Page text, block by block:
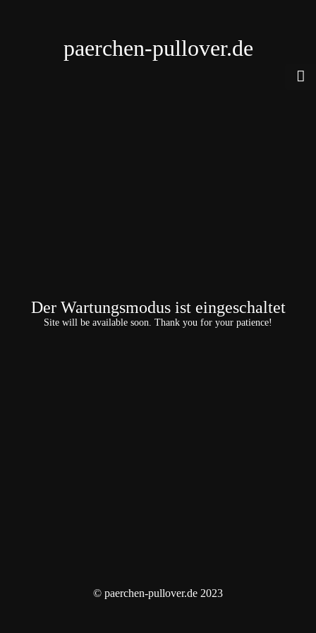
paerchen-pullover.de
Der Wartungsmodus ist eingeschaltet
Site will be available soon. Thank you for your patience!
© paerchen-pullover.de 2023